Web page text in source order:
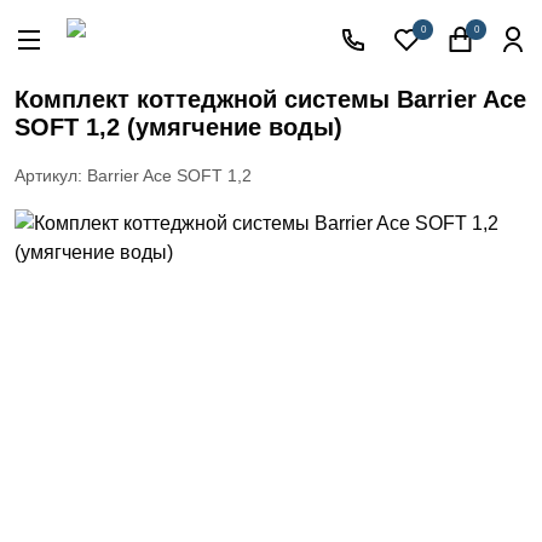
0 0
Акции
скважины
питьевой
воды
Водоподготовка
для дома и
Комплект коттеджной системы Barrier Ace
SOFT 1,2 (умягчение воды)
Артикул: Barrier Ace SOFT 1,2